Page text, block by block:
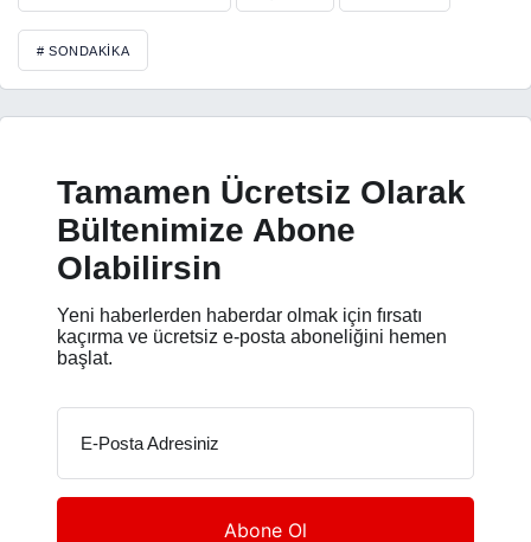
# SONDAKIKA
Tamamen Ücretsiz Olarak
Bültenimize Abone
Olabilirsin
Yeni haberlerden haberdar olmak için fırsatı
kaçırma ve ücretsiz e-posta aboneliğini hemen
başlat.
E-Posta Adresiniz